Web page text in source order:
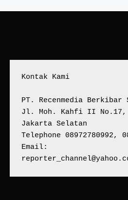
Kontak Kami
PT. Recenmedia Berkibar
Jl. Moh. Kahfi II No.17,
Jakarta Selatan
Telephone 08972780992,
Email: